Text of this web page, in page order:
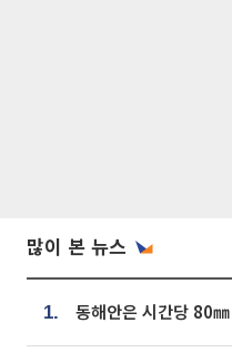
많이 본 뉴스
1.